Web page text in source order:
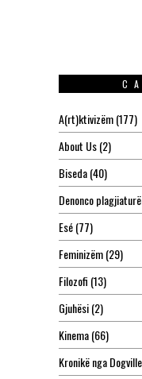
A(rt)ktivizëm(177)
About Us(2)
Biseda(40)
Denonco
Esé(77)
Feminizëm(29)
Filozofi (13)
Gjuhësi(2)
Kinema(66)
Kronikë nga Dogville